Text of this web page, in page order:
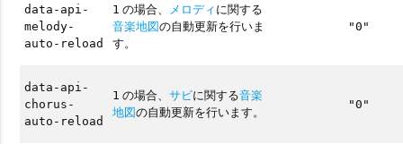
data-api-
melody-
auto-reload
1 の場合、 メロディに関する
音楽地図の自動更新を行いま
す。
"0"
data-api-
chorus-
auto-reload
1 の場合、サビに関する音楽
地図の自動更新を行います。
"0"